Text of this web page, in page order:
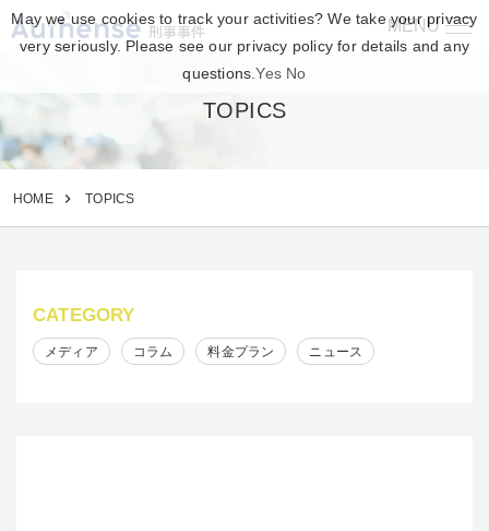
MENU
刑事事件
TOPICS
HOME TOPICS
CATEGORY
メディア コラム 料金プラン ニュース
May we use cookies to track your activities? We take your privacy
very seriously. Please see our privacy policy for details and any
questions.Yes No